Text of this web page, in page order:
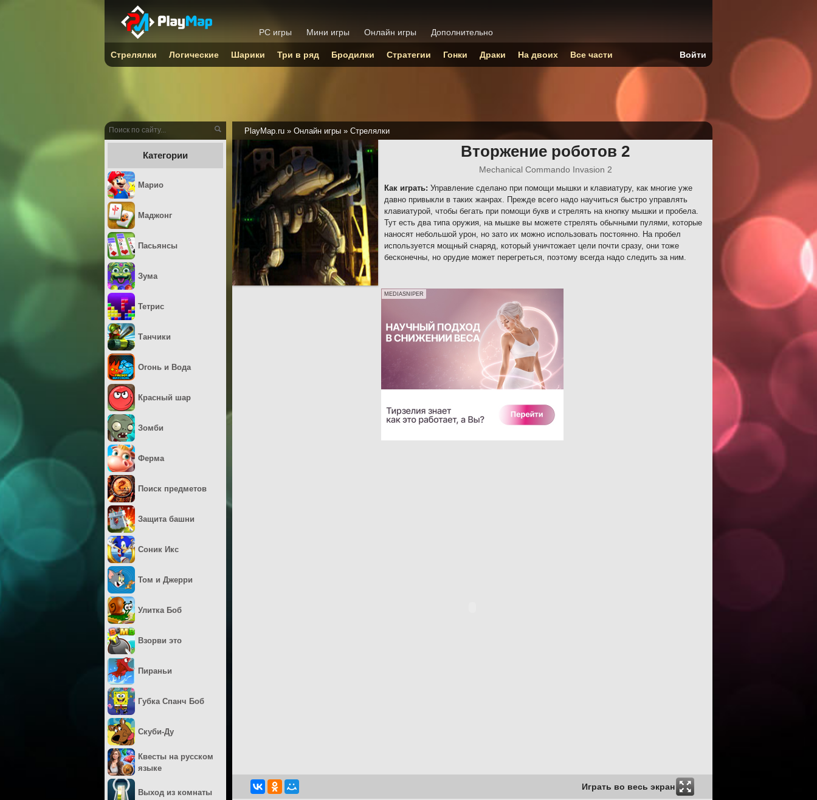
PlayMap.ru » Онлайн игры » Стрелялки
Вторжение роботов 2
Mechanical Commando Invasion 2
Как играть: Управление сделано при помощи мышки и клавиатуру, как многие уже
давно привыкли в таких жанрах. Прежде всего надо научиться быстро управлять
клавиатурой, чтобы бегать при помощи букв и стрелять на кнопку мышки и пробела.
Тут есть два типа оружия, на мышке вы можете стрелять обычными пулями, которые
наносят небольшой урон, но зато их можно использовать постоянно. На пробел
используется мощный снаряд, который уничтожает цели почти сразу, они тоже
бесконечны, но орудие может перегреться, поэтому всегда надо следить за ним.
MEDIASNIPER
Играть во весь экран
Категории
Марио
Маджонг
Пасьянсы
Зума
Тетрис
Танчики
Огонь и Вода
Красный шар
Зомби
Ферма
Поиск предметов
Защита башни
Соник Икс
Том и Джерри
Улитка Боб
Взорви это
Пираньи
Губка Спанч Боб
Скуби-Ду
Квесты на русском
языке
Выход из комнаты
PC игры Мини игры Онлайн игры Дополнительно
Стрелялки Логические Шарики Три в ряд Бродилки Стратегии Гонки Драки На двоих Все части Войти